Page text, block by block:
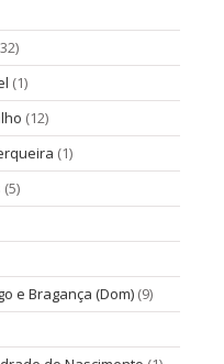
(1)
(12)
(1)
(5)
e Bragança (Dom) (9)